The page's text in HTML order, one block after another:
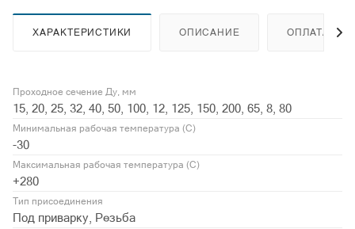
ХАРАКТЕРИСТИКИ ОПИСАНИЕ ОПЛАТА
Проходное сечение Ду, мм
15, 20, 25, 32, 40, 50, 100, 12, 125, 150, 200, 65, 8, 80
Минимальная рабочая температура (С)
-30
Максимальная рабочая температура (С)
+280
Тип присоединения
Под приварку, Резьба